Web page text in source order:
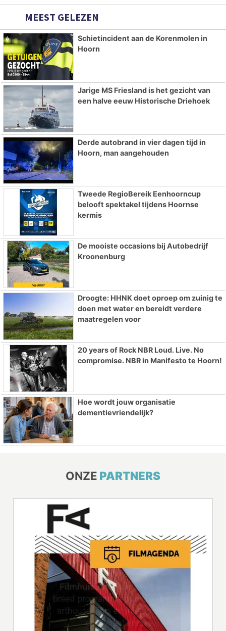
MEEST GELEZEN
Schietincident aan de Korenmolen in
Hoorn
Jarige MS Friesland is het gezicht van
een halve eeuw Historische Driehoek
Derde autobrand in vier dagen tijd in
Hoorn, man aangehouden
Tweede RegioBereik Eenhoorncup
belooft spektakel tijdens Hoornse
kermis
De mooiste occasions bij Autobedrijf
Kroonenburg
Droogte: HHNK doet oproep om zuinig te
doen met water en bereidt verdere
maatregelen voor
20 years of Rock NBR Loud. Live. No
compromise. NBR in Manifesto te Hoorn!
Hoe wordt jouw organisatie
dementievriendelijk?
ONZE PARTNERS